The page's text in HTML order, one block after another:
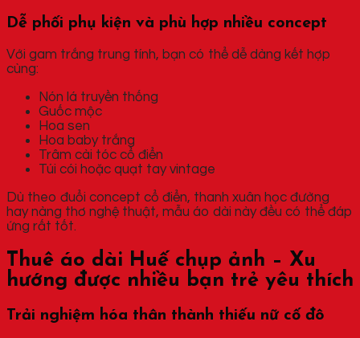
Dễ phối phụ kiện và phù hợp nhiều concept
Với gam trắng trung tính, bạn có thể dễ dàng kết hợp
cùng:
Nón lá truyền thống
Guốc mộc
Hoa sen
Hoa baby trắng
Trâm cài tóc cổ điển
Túi cói hoặc quạt tay vintage
Dù theo đuổi concept cổ điển, thanh xuân học đường
hay nàng thơ nghệ thuật, mẫu áo dài này đều có thể đáp
ứng rất tốt.
Thuê áo dài Huế chụp ảnh – Xu
hướng được nhiều bạn trẻ yêu thích
Trải nghiệm hóa thân thành thiếu nữ cố đô